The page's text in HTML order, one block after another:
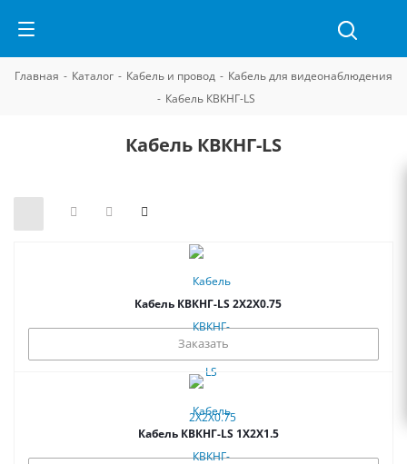
Главная - Каталог - Кабель и провод - Кабель для видеонаблюдения
- Кабель КВКНГ-LS
Кабель КВКНГ-LS
Кабель КВКНГ-LS 2Х2Х0.75
Заказать
Кабель КВКНГ-LS 1Х2Х1.5